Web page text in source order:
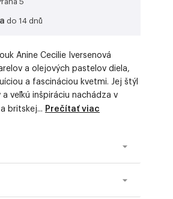
do 14 dnů
Anine Cecilie Iversenová
a olejových pastelov diela,
a fascináciou kvetmi. Jej štýl
veľkú inšpiráciu nachádza v
britskej... Prečítať viac